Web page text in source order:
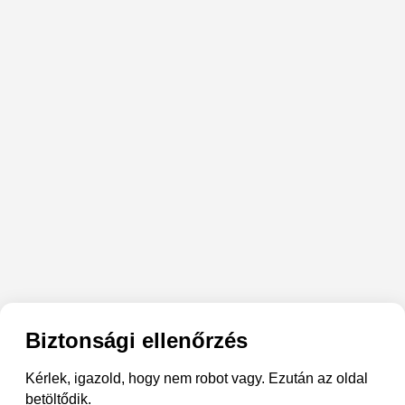
Biztonsági ellenőrzés
Kérlek, igazold, hogy nem robot vagy. Ezután az oldal
betöltődik.